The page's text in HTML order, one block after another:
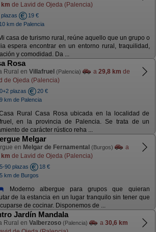
km de Lavid de Ojeda (Palencia)
plazas
19 €
km de Palencia
casa de turismo rural, reúne aquello que un grupo o
espera encontrar en un entorno rural, traquilidad,
y comodidad. Da ...
Rosa
Rural en Villafruel (Palencia) a 29,8 km de
de Ojeda (Palencia)
plazas
20 €
km de Palencia
Rural Casa Rosa ubicada en la localidad de
en la provincia de Palencia. Se trata de un
de carácter rústico reha ...
Melgar
en Melgar de Fernamental (Burgos)
a
km de Lavid de Ojeda (Palencia)
90 plazas
18 €
km de Burgos
Moderno albergue para grupos que quieran
de la estancia en un lugar tranquilo sin tener que
de cocinar. Disponemos de ...
Jardín Mandala
Rural en Valberzoso (Palencia) a 30,6 km